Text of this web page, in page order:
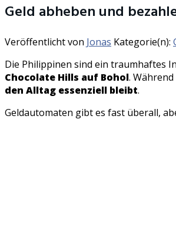
Geld abheben und
Veröffentlicht von Jonas Kategorie(n):
Die Philippinen sind ein traumhaftes
Chocolate Hills auf Bohol.
den Alltag essenziell bleibt.
Geldautomaten gibt es fast überall,